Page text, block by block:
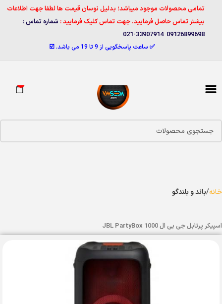
تمامی محصولات موجود میباشد؛ بدلیل نوسان قیمت ها لطفا جهت اطلاعات
بیشتر تماس حاصل فرمایید. جهت تماس کلیک فرمایید : شماره تماس :
09126899698 33907914-021
✅ ساعت پاسخگویی از 9 تا 19 می باشد. ☑️
0
خانه باند و بلندگو
اسپیکر پرتابل جی بی ال JBL PartyBox 1000